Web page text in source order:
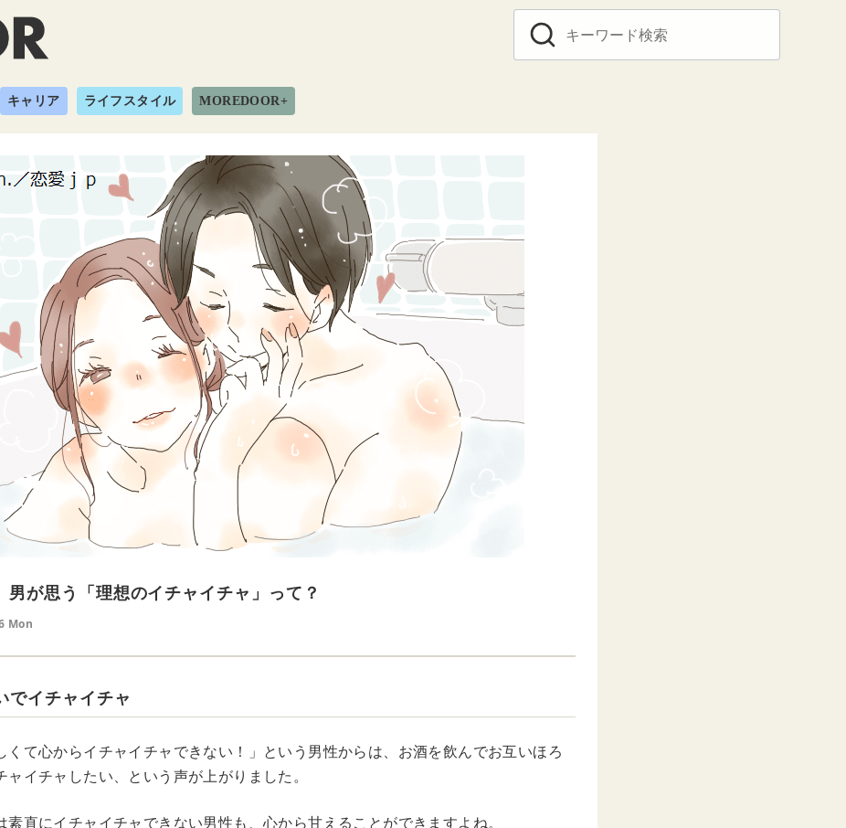
キャリア ライフスタイル MOREDOOR+
男が思う「理想のイチャイチャ」って？
Mon
でイチャイチャ
くて心からイチャイチャできない！」という男性からは、お酒を飲んでお互いほろ
イチャしたい、という声が上がりました。
素直にイチャイチャできない男性も、心から甘えることができますよね。